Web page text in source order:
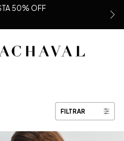
50% OFF
FILTRAR